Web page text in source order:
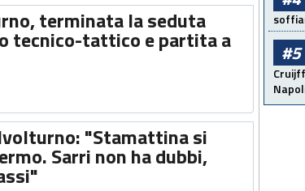
terminata la seduta
tecnico-tattico e partita a
"Stamattina si
Sarri non ha dubbi,
#5